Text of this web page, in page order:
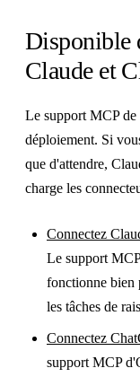
Disponible
Claude et
Le support MCP de
déploiement. Si
que d'attendre,
charge les
Connectez
Le support
fonctionne bien
les tâches de
Connectez
support MCP